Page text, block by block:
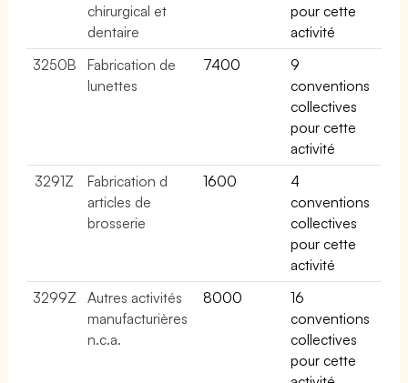
chirurgical et
dentaire
pour cette
activité
3250B
Fabrication de
lunettes
7400
9
conventions
collectives
pour cette
activité
3291Z
Fabrication d
articles de
brosserie
1600
4
conventions
collectives
pour cette
activité
3299Z
Autres activités
manufacturières
n.c.a.
8000
16
conventions
collectives
pour cette